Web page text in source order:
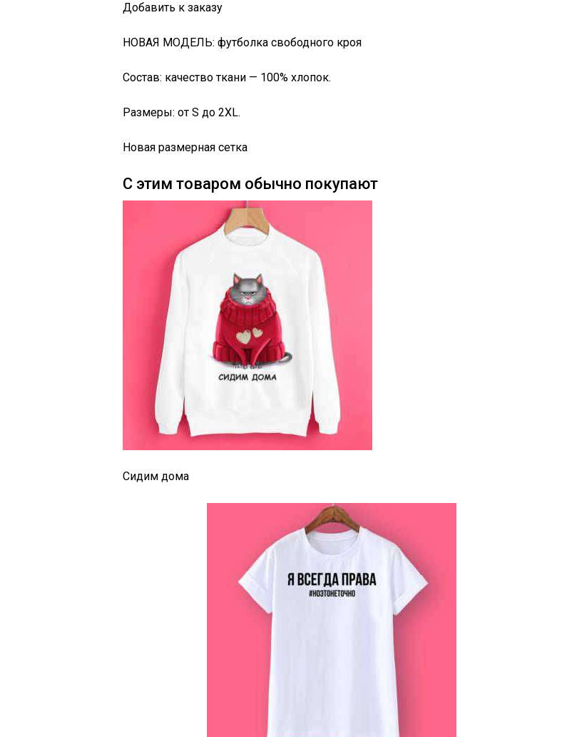
Добавить к заказу
НОВАЯ МОДЕЛЬ: футболка свободного кроя
Состав: качество ткани — 100% хлопок.
Размеры: от S до 2XL.
Новая размерная сетка
С этим товаром обычно покупают
Сидим дома